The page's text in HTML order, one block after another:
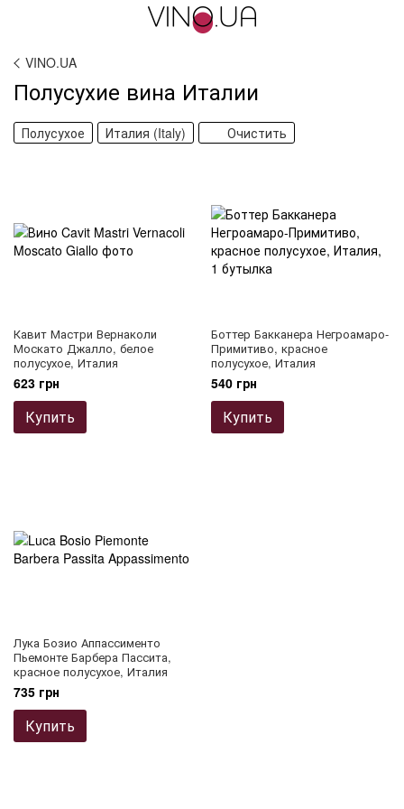
VINO.UA
Полусухие вина Италии
Полусухое Италия (Italy) Очистить
Кавит Мастри Вернаколи
Москато Джалло, белое
полусухое, Италия
623 грн
Купить
Боттер Бакканера Негроамаро-
Примитиво, красное
полусухое, Италия
540 грн
Купить
Лука Бозио Аппассименто
Пьемонте Барбера Пассита,
красное полусухое, Италия
735 грн
Купить